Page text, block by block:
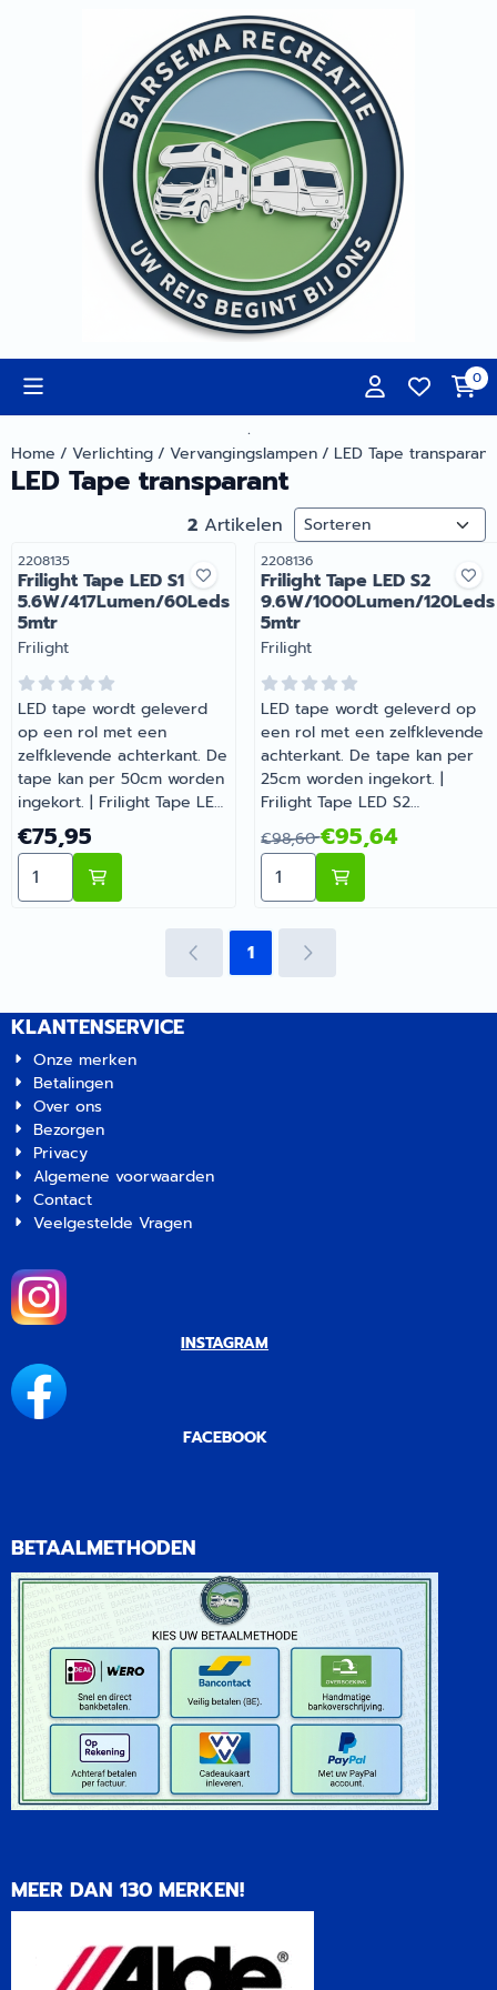
Cookievoorkeuren zijn momenteel gesloten.
0
.
Home / Verlichting/ Vervangingslampen/ LED Tape transparant
LED Tape transparant
2 Artikelen Sorteermethode
Artikelnummer
2208135
Frilight Tape LED S1
5.6W/417Lumen/60Leds
5mtr
Merk:
Frilight
LED tape wordt geleverd
op een rol met een
zelfklevende achterkant. De
tape kan per 50cm worden
ingekort. | Frilight Tape LED
S1 5.6W/417Lumen/60Leds
5mtr | Artikelnummer
2208135
Prijs: 75,95
€75,95
Aantal kiezen voor Frilight Tape LED S1 5.6W/
Artikelnummer
2208136
Frilight Tape LED S2
9.6W/1000Lumen/120Leds
5mtr
Merk:
Frilight
LED tape wordt geleverd op
een rol met een zelfklevende
achterkant. De tape kan per
25cm worden ingekort. |
Frilight Tape LED S2
9.6W/1000Lumen/120Leds
5mtr | Artikelnummer 2208136
Van 98,60 voor 95,64
€98,60€95,64
Aantal kiezen voor Frilight
1
KLANTENSERVICE
Onze merken
Betalingen
Over ons
Bezorgen
Privacy
Algemene voorwaarden
Contact
Veelgestelde Vragen
INSTAGRAM
FACEBOOK
BETAALMETHODEN
MEER DAN 130 MERKEN!